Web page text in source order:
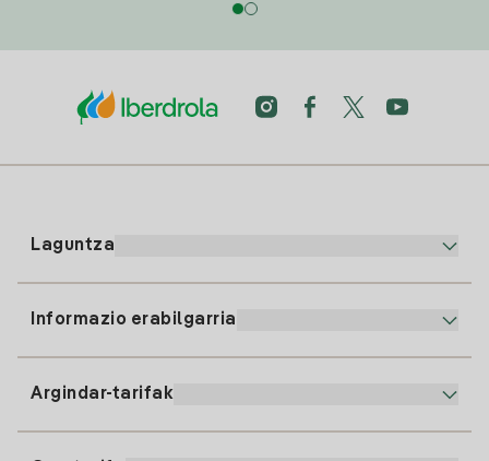
Laguntza
Informazio erabilgarria
Argindar-tarifak